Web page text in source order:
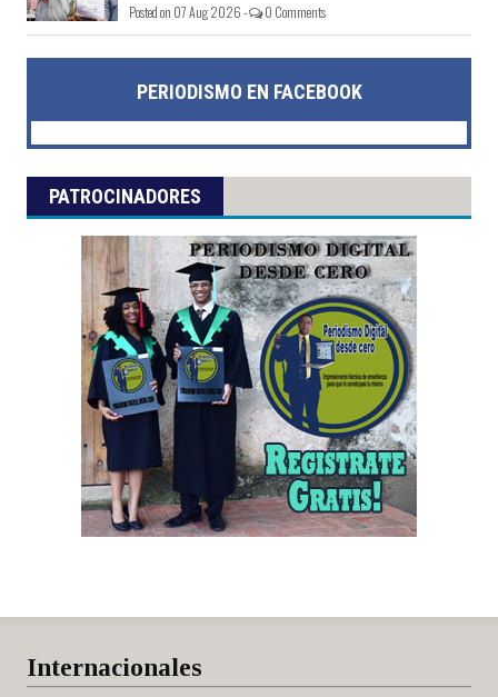
Posted on 07 Aug 2026 - 0 Comments
PERIODISMO EN FACEBOOK
PATROCINADORES
Internacionales